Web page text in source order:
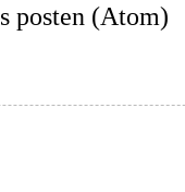
posten (Atom)